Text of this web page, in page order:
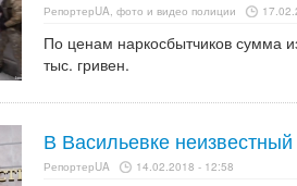
РепортерUA, фото и видео полиции
По ценам наркосбытчиков сумма
тыс. гривен.
В Васильевке
РепортерUA 14.02.2018 - 12:58